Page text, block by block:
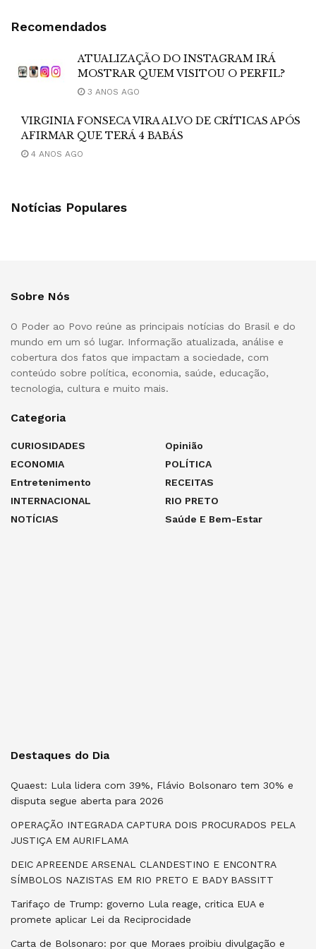
Recomendados
ATUALIZAÇÃO DO INSTAGRAM IRÁ
MOSTRAR QUEM VISITOU O PERFIL?
3 ANOS AGO
VIRGINIA FONSECA VIRA ALVO DE CRÍTICAS APÓS
AFIRMAR QUE TERÁ 4 BABÁS
4 ANOS AGO
Notícias Populares
Sobre Nós
O Poder ao Povo reúne as principais notícias do Brasil e do
mundo em um só lugar. Informação atualizada, análise e
cobertura dos fatos que impactam a sociedade, com
conteúdo sobre política, economia, saúde, educação,
tecnologia, cultura e muito mais.
Categoria
CURIOSIDADES
ECONOMIA
Entretenimento
INTERNACIONAL
NOTÍCIAS
Opinião
POLÍTICA
RECEITAS
RIO PRETO
Saúde E Bem-Estar
Destaques do Dia
Quaest: Lula lidera com 39%, Flávio Bolsonaro tem 30% e
disputa segue aberta para 2026
OPERAÇÃO INTEGRADA CAPTURA DOIS PROCURADOS PELA
JUSTIÇA EM AURIFLAMA
DEIC APREENDE ARSENAL CLANDESTINO E ENCONTRA
SÍMBOLOS NAZISTAS EM RIO PRETO E BADY BASSITT
Tarifaço de Trump: governo Lula reage, critica EUA e
promete aplicar Lei da Reciprocidade
Carta de Bolsonaro: por que Moraes proibiu divulgação e